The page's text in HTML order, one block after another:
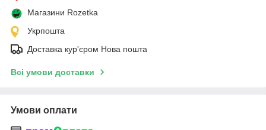
Магазини Rozetka
Укрпошта
Доставка кур'єром Нова пошта
Всі умови доставки
Умови оплати